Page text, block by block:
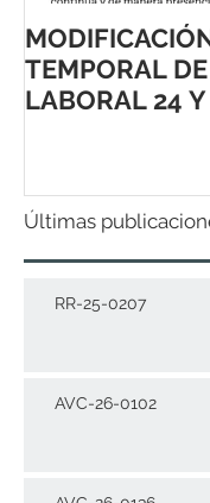
TEMPORAL
LABORAL 24 Y
Últimas
RR-25-0207
AVC-26-0102